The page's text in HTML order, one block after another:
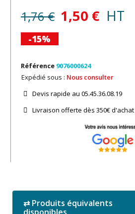
1,76 € 1,50 € HT
-15%
Référence 9076000624
Expédié sous : Nous consulter
Devis rapide au 05.45.36.08.19​
Livraison offerte dès 350€ d'achat​
⇄ Produits équivalents